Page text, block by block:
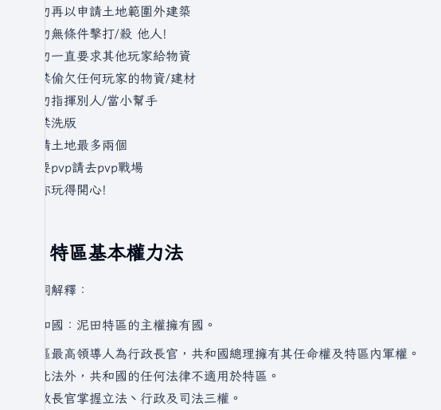
請勿再以申請土地範圍外建築
請勿無條件擊打/殺 他人!
請勿一直要求其他玩家給物資
嚴禁偷欠任何玩家的物資/建材
請勿指揮別人/當小幫手
嚴禁洗版
申請土地最多兩個
如要pvp請去pvp戰場
祝你玩得開心!
特區基本權力法
字詞解釋：
共和國：泥田特區的主權擁有國。
特區最高領導人為行政長官，共和國總理擁有其任命權及特區內軍權。
除此法外，共和國的任何法律不適用於特區。
行政長官掌握立法丶行政及司法三權。